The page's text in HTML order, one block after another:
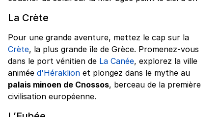
La Crète
Pour une grande aventure, mettez le cap sur la
Crète, la plus grande île de Grèce. Promenez-vous
dans le port vénitien de La Canée, explorez la ville
animée d'Héraklion et plongez dans le mythe au
palais minoen de Cnossos, berceau de la première
civilisation européenne.